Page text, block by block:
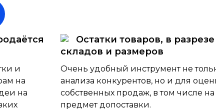
и
на
на
Остатки товаров, в разрезе
складов и размеров
Очень удобный инструмент не
анализа конкурентов, но и для
собственных продаж, в том числе на
предмет допоставки.